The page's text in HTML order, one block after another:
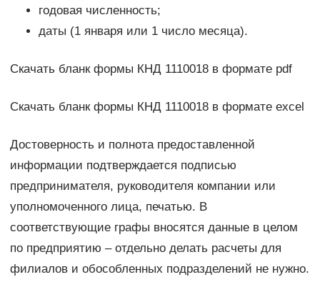
годовая численность;
даты (1 января или 1 число месяца).
Скачать бланк формы КНД 1110018 в формате pdf
Скачать бланк формы КНД 1110018 в формате excel
Достоверность и полнота предоставленной
информации подтверждается подписью
предпринимателя, руководителя компании или
уполномоченного лица, печатью. В
соответствующие графы вносятся данные в целом
по предприятию – отдельно делать расчеты для
филиалов и обособленных подразделений не нужно.